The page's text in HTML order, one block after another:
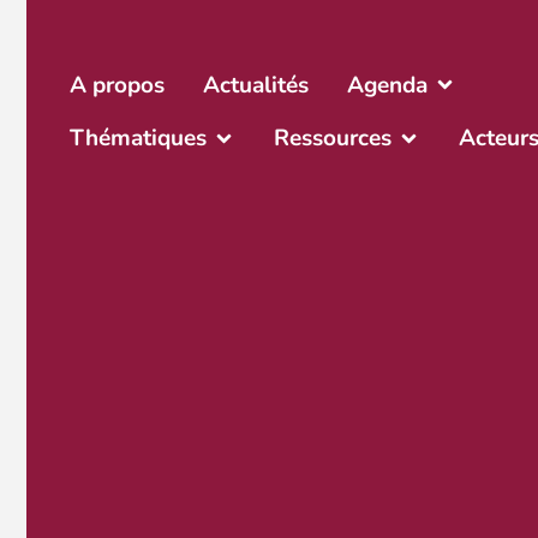
A propos Actualités
Agenda
Thématiques
Ressources Acteurs